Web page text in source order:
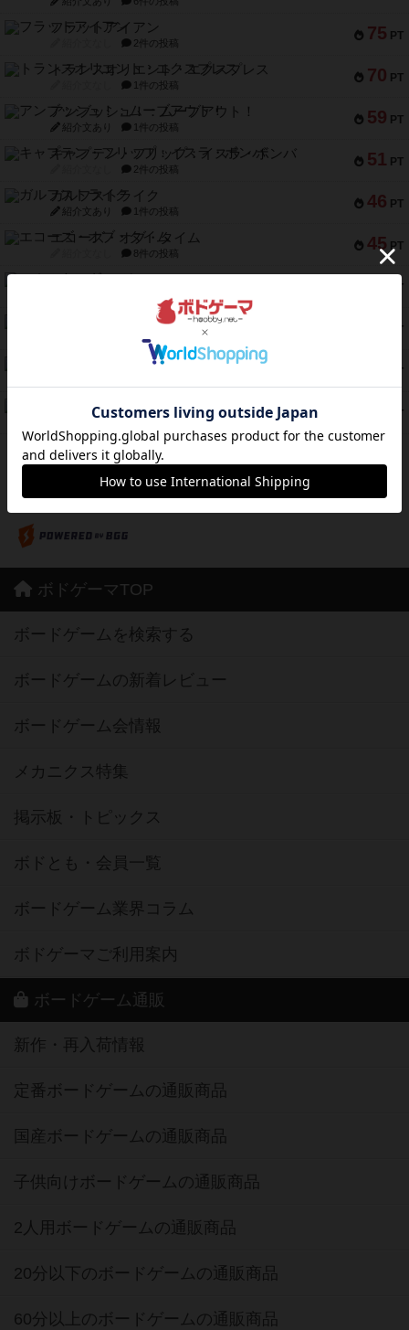
75 PT
フラットアイアン
2件の投稿
70 PT
トランスオリエント・エクスプレス
1件の投稿
59 PT
アンブッシュ！：ムーブアウト！
紹介文あり 1件の投稿
51 PT
キャプテン・フリップ：イスラ・ボンバ
2件の投稿
46 PT
ガルフストライク
紹介文あり 1件の投稿
45 PT
エコーズ・オブ・タイム
8件の投稿
PT
PT
1件の投稿
PT
Bitter End ブタペスト救出作戦
PT
ドコジャン
紹介文あり 10件の投稿
※Apple、Apple のロゴ は、米国および他の国々で登録されたApple Inc.の商標です。
※App Store は、Apple Inc.のサービスマークです。
※Android は、グーグル インコーポレイテッドの商標または登録商標です。
ボドゲーマTOP
ボードゲームを検索する
ボードゲームの新着レビュー
ボードゲーム会情報
メカニクス特集
掲示板・トピックス
ボドとも・会員一覧
ボードゲーム業界コラム
ボドゲーマご利用案内
ボードゲーム通販
新作・再入荷情報
定番ボードゲームの通販商品
国産ボードゲームの通販商品
子供向けボードゲームの通販商品
2人用ボードゲームの通販商品
20分以下のボードゲームの通販商品
60分以上のボードゲームの通販商品